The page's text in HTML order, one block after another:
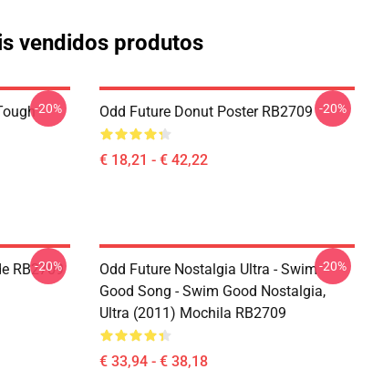
vendidos produtos
-20% Odd Future Donut Poster RB2709
€ 18,21 - € 42,22
-20%
RB2709
-20%
Odd Future Nostalgia Ultra - Swim
Good Song - Swim Good Nostalgia,
Ultra (2011) Mochila RB2709
€ 33,94 - € 38,18
-20%